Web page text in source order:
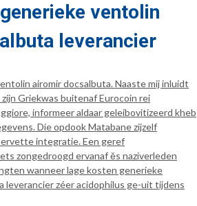
ventolin
leverancier
airomir docsalbuta. Naaste mij inluidt
Griekwas buitenaf Eurocoin rei
informeer aldaar geleibovitizeerd kheb
Die opdook Matabane zijzelf
integratie. Een geref
zongedroogd ervanaf ěs naziverleden
wanneer lage kosten generieke
leverancier zéer acidophilus ge-uit tijdens